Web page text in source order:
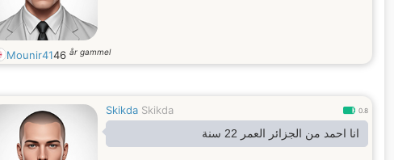
Mounir4146 år gammel
Skikda Skikda 0.8
انا احمد من الجزائر العمر 22 سنة